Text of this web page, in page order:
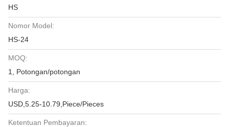
HS
Nomor Model:
HS-24
MOQ:
1, Potongan/potongan
Harga:
USD,5.25-10.79,Piece/Pieces
Ketentuan Pembayaran: